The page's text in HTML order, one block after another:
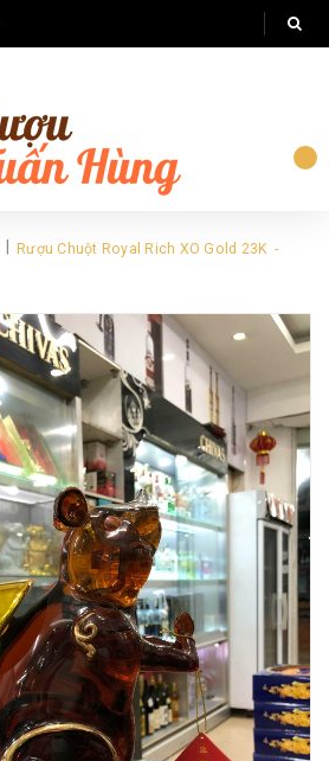
Rượu Chuột Royal Rich XO Gold 23K -